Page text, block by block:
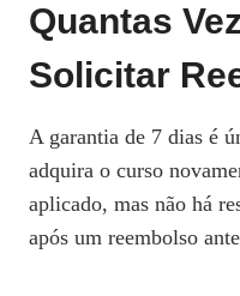
Quantas
Solicitar
A garantia de 7 dias é
adquira o curso
aplicado, mas não há
após um reembolso